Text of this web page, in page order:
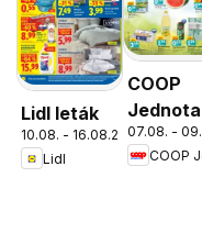
Lidl leták
10.08. - 16.08.2026
Lidl
COOP
Jednota
cez
ešte
07.08. -